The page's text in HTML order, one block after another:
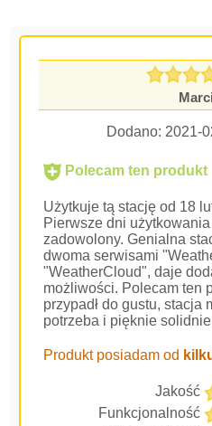
Dodano: 2021-
Polecam ten produkt
Użytkuje tą stację od 18
Pierwsze dni
zadowolony. Genialna
dwoma serwisami
"WeatherCloud", daje
możliwości. Polecam ten
przypadł do gustu, stacja
potrzeba i pięknie
Produkt posiadam od
Jakość
Funkcjonalność